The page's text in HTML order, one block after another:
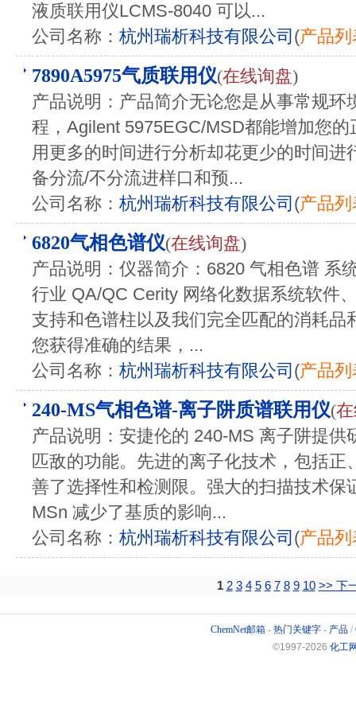
液质联用仪LCMS-8040 可以...
公司名称： 杭州瑞析科技有限公司 (产品
7890A5975气质联用仪(在线询盘)
产品说明：产品简介无论您是从事常规环
程，Agilent 5975EGC/MSD都能增加您
用更多的时间进行分析却花更少的时间进
备分流/不分流进样口和预...
公司名称： 杭州瑞析科技有限公司 (产品
6820气相色谱仪(在线询盘)
产品说明：仪器简介：6820 气相色谱 系
行业 QA/QC Cerity 网络化数据系统软件
支持和色谱柱以及我们完全匹配的消耗品
您获得准确的结果，...
公司名称： 杭州瑞析科技有限公司 (产品
240-MS气相色谱-离子阱质谱联用仪(
产品说明：安捷伦的 240-MS 离子阱提供
匹敌的功能。先进的离子化技术，包括正
善了选择性和检测限。强大的扫描技术保
MSn 减少了基质的影响...
公司名称： 杭州瑞析科技有限公司 (产品
1 2 3 4 5 6 7 8 9 10 >> 下
ChemNet邮箱 - 热门关键字 - 产品 /
©1997-2026 化工